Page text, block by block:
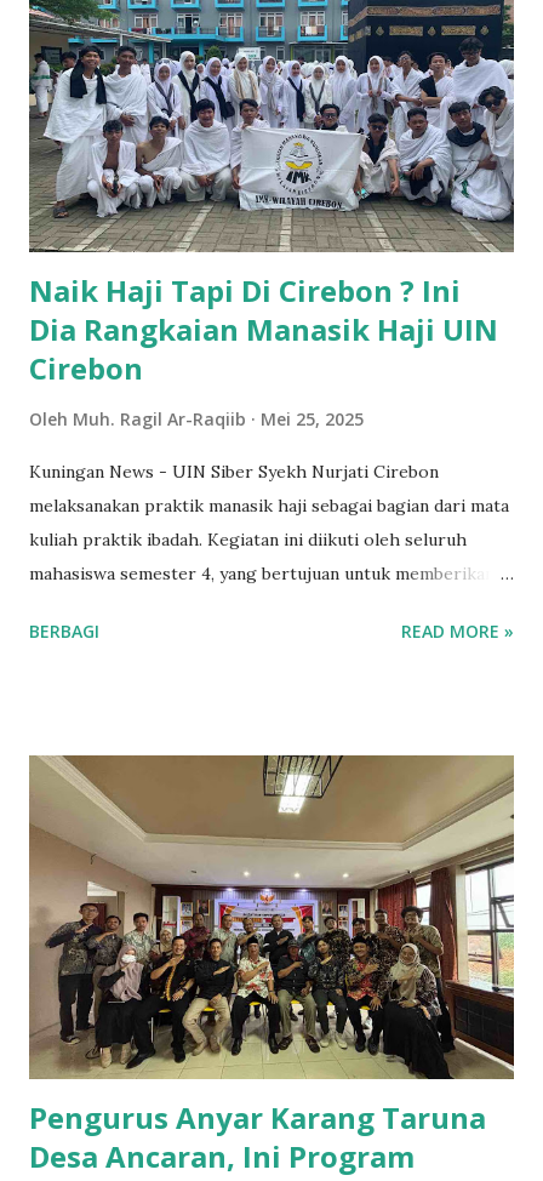
harus memastikan bahwa pembangunan yang kita lakukan
tidak merusak ekosistem yang ada karena tentu diantara
ekonomi dan ekologi memiliki keterkaitan dan pengaruhnya
masing-masing," tutur Anies. Diskusi di Sangkanika
mencakup berbagai topik, termasuk pertanian
berkelanjutan dan dampak ekonomi dari urbanisasi. Anies
menjelaskan bagaimana perkembangan kota dapat
mempengaruhi desa, serta pentingnya ...
Naik Haji Tapi Di Cirebon ? Ini
Dia Rangkaian Manasik Haji UIN
Cirebon
Oleh Muh. Ragil Ar-Raqiib Mei 25, 2025
Kuningan News - UIN Siber Syekh Nurjati Cirebon
melaksanakan praktik manasik haji sebagai bagian dari mata
kuliah praktik ibadah. Kegiatan ini diikuti oleh seluruh
mahasiswa semester 4, yang bertujuan untuk memberikan
haji. Acara ini berlangsung di halaman Ma’had Al-Jamiah
dijelaskan tentang bagaimana rangkaian praktik ibadaha
yang baik dan benar serta yang menjelaskan pula pentingnya
memahami ibadah haji sebagai salah satu rukun Islam.
"Kemarin kami setiap kelas mendapatkan pengarahan
terlebih dahulu dimulai dari bagaimana tata cara sampai
pada rangkaian ibadah praktik haji tersebut," tutur Haerul
salah satu mahasiswa yang mengikuti manasik. Pada pukul
07.00 WIB para mahasiswa berkumpul di halaman
pascasarjana UIN Cirebon, lalu mahasiswa dibagi dalam
beberapa k...
BERBAGI READ MORE »
Pengurus Anyar Karang Taruna
Desa Ancaran, Ini Program